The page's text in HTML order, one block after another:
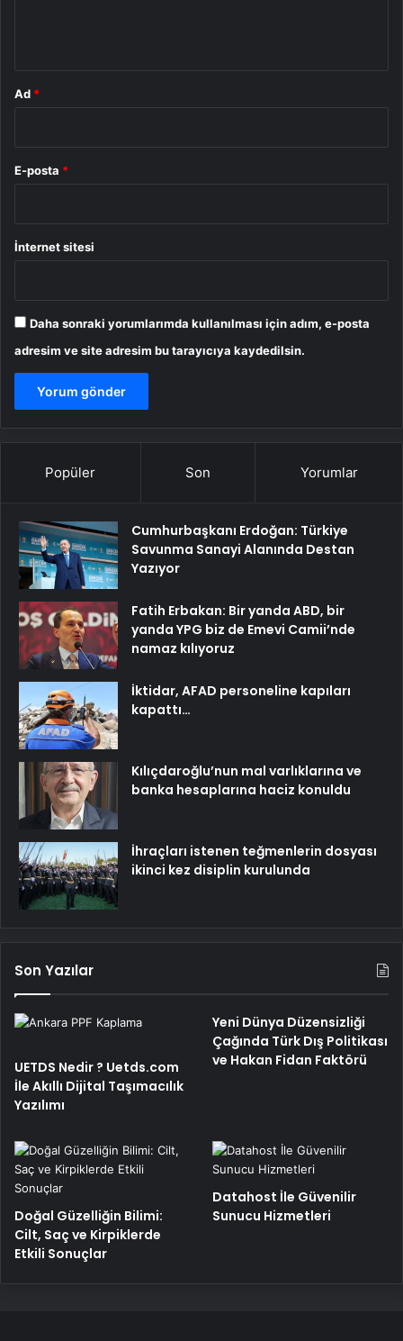
Ad *
E-posta *
İnternet sitesi
Daha sonraki yorumlarımda kullanılması için adım, e-posta
adresim ve site adresim bu tarayıcıya kaydedilsin.
Popüler Son Yorumlar
Cumhurbaşkanı Erdoğan: Türkiye
Savunma Sanayi Alanında Destan
Yazıyor
Fatih Erbakan: Bir yanda ABD, bir
yanda YPG biz de Emevi Camii’nde
namaz kılıyoruz
İktidar, AFAD personeline kapıları
kapattı…
Kılıçdaroğlu’nun mal varlıklarına ve
banka hesaplarına haciz konuldu
İhraçları istenen teğmenlerin dosyası
ikinci kez disiplin kurulunda
Son Yazılar
UETDS Nedir ? Uetds.com
İle Akıllı Dijital Taşımacılık
Yazılımı
Yeni Dünya Düzensizliği
Çağında Türk Dış Politikası
ve Hakan Fidan Faktörü
Doğal Güzelliğin Bilimi:
Cilt, Saç ve Kirpiklerde
Etkili Sonuçlar
Datahost İle Güvenilir
Sunucu Hizmetleri